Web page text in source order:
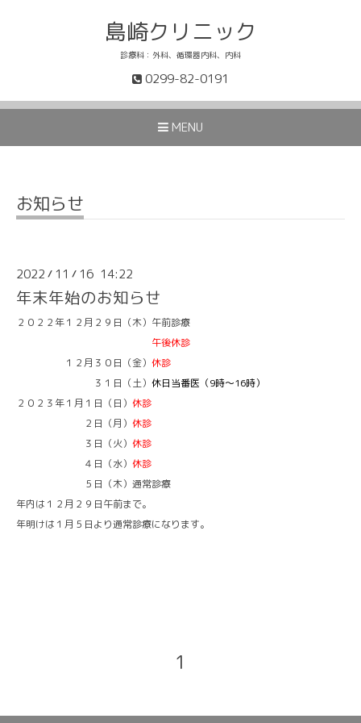
島崎クリニック
診療科：外科、循環器内科、内科
0299-82-0191
MENU
お知らせ
2022 / 11 / 16 14:22
年末年始のお知らせ
２０２２年１２月２９日（木）午前診療
午後休診
１２月３０日（金） 休診
３１日（土） 休日当番医（9時～16時）
２０２３年１月１日（日） 休診
２日（月） 休診
３日（火） 休診
４日（水） 休診
５日（木）通常診療
年内は１２月２９日午前まで。
年明けは１月５日より通常診療になります。
1